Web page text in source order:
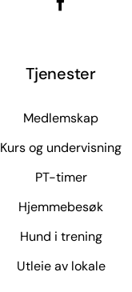
Tjenester
Medlemskap
Kurs og undervisning
PT-timer
Hjemmebesøk
Hund i trening
Utleie av lokale